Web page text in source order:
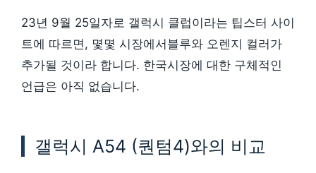
23년 9월 25일자로 갤럭시 클럽이라는 팁스터 사이
트에 따르면, 몇몇 시장에서블루와 오렌지 컬러가
추가될 것이라 합니다. 한국시장에 대한 구체적인
언급은 아직 없습니다.
갤럭시 A54 (퀀텀4)와의 비교